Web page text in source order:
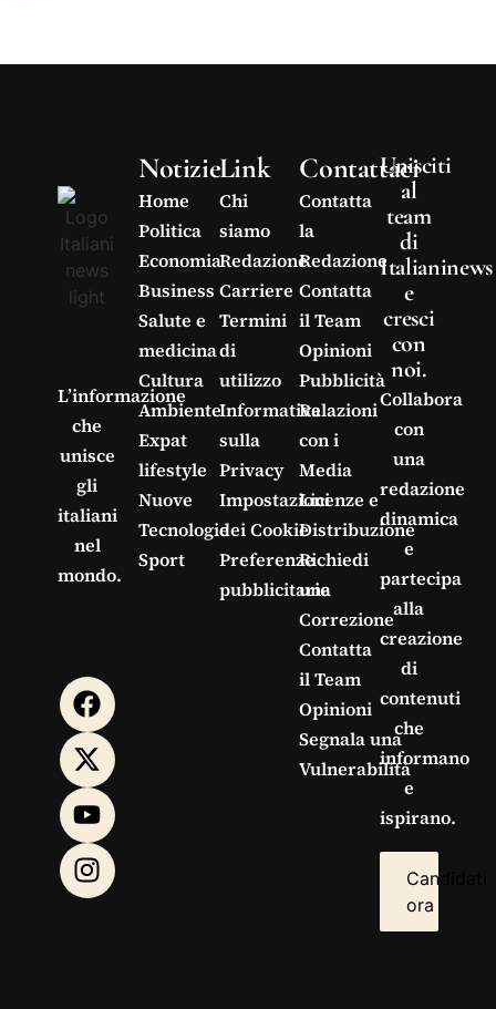
L’informazione
che
unisce
gli
italiani
nel
mondo.
Notizie
Home
Politica
Economia
Business
Salute e
medicina
Cultura
Ambiente
Expat
lifestyle
Nuove
Tecnologie
Sport
Link
Chi
siamo
Redazione
Carriere
Termini
di
utilizzo
Informativa
sulla
Privacy
Impostazioni
dei Cookie
Preferenze
pubblicitarie
Contattaci
Contatta
la
Redazione
Contatta
il Team
Opinioni
Pubblicità
Relazioni
con i
Media
Licenze e
Distribuzione
Richiedi
una
Correzione
Contatta
il Team
Opinioni
Segnala una
Vulnerabilità
Unisciti
al
team
di
Italianinews
e
cresci
con
noi.
Collabora
con
una
redazione
dinamica
e
partecipa
alla
creazione
di
contenuti
che
informano
e
ispirano.
Candidati
ora